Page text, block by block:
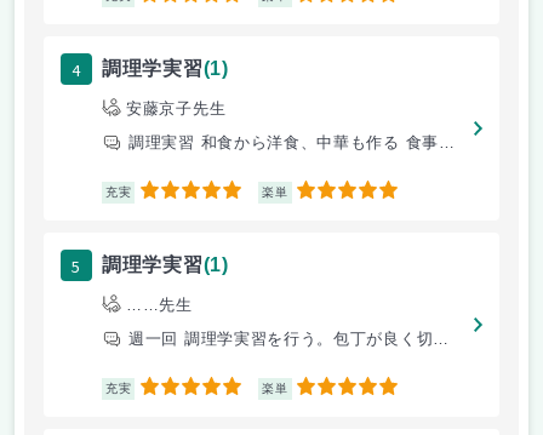
4 調理学実習(1)
安藤京子先生
調理実習 和食から洋食、中華も作る 食事を食べることができおいしい
充実 5 楽単 5
5 調理学実習(1)
……先生
週一回 調理学実習を行う。包丁が良く切れる。
充実 5 楽単 5